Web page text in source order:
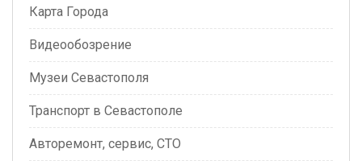
Карта Города
Видеообозрение
Музеи Севастополя
Транспорт в Севастополе
Авторемонт, сервис, СТО